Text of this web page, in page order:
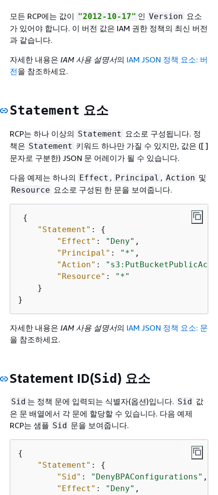
모든 RCP에는 값이 "2012-10-17" 인 Version 요소
가 있어야 합니다. 이 버전 값은 IAM 권한 정책의 최신 버전
과 같습니다.
자세한 내용은 IAM 사용 설명서의 IAM JSON 정책 요소: 버
전을 참조하세요.
Statement 요소
RCP는 하나 이상의 Statement 요소로 구성됩니다. 정
책은 Statement 키워드 하나만 가질 수 있지만, 값은 ([ ]
문자로 구분한) JSON 문 어레이가 될 수 있습니다.
다음 예제는 하나의 Effect , Principal , Action 및
Resource 요소로 구성된 한 문을 보여줍니다.
{
"Statement" : {
"Effect" : "Deny" ,
"Principal" : "*" ,
"Action" :
"Resource" :
"*"
    }
}
자세한 내용은 IAM 사용 설명서의 IAM JSON 정책 요소: 문
을 참조하세요.
Statement ID(Sid ) 요소
Sid 는 정책 문에 입력되는 식별자(옵션)입니다. Sid 값
은 문 배열에서 각 문에 할당할 수 있습니다. 다음 예제
RCP는 샘플 Sid 문을 보여줍니다.
{
"Statement" : {
"Sid" : "DenyBPAConfigurations" ,
"Effect" : "Deny" ,